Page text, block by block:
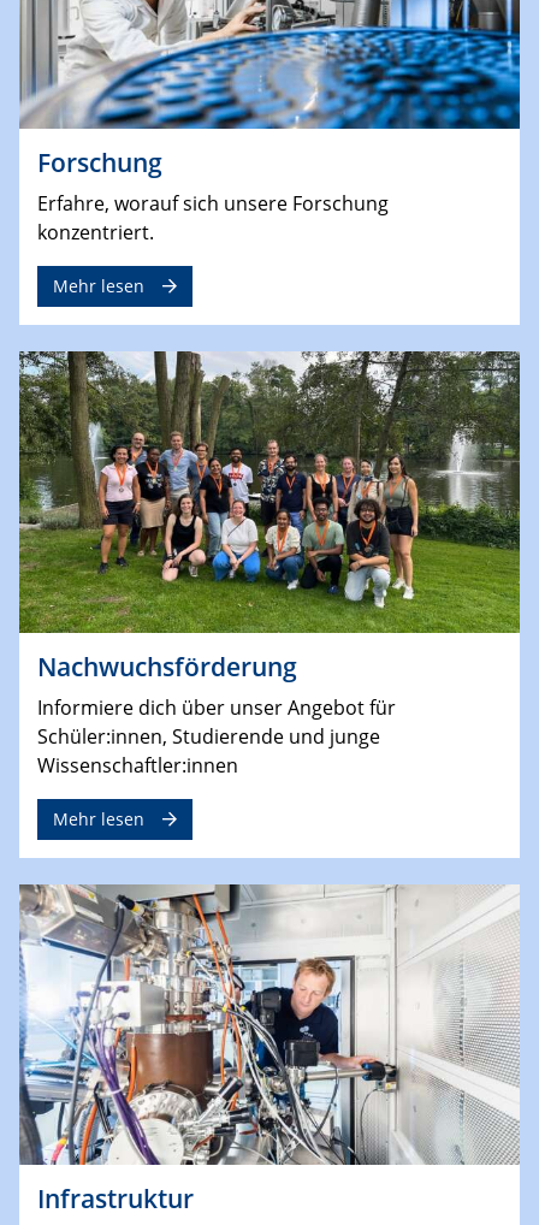
Forschung
Erfahre, worauf sich unsere Forschung
konzentriert.
Mehr lesen
Nachwuchsförderung
Informiere dich über unser Angebot für
Schüler:innen, Studierende und junge
Wissenschaftler:innen
Mehr lesen
Infrastruktur